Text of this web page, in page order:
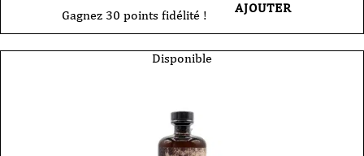
Gagnez 30 points fidélité ! AJOUTER
Disponible